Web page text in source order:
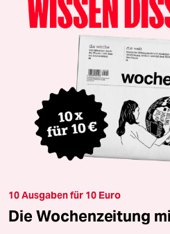
10 Ausgaben für 10 Euro
Die Wochenzeitung